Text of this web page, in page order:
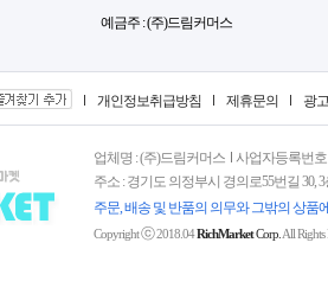
예금주 : (주)드림커머스
개인정보취급방침 제휴문의 광
업체명 : (주)드림커머스
사업자등록번호
주소 : 경기도 의정부시 경의로55번길 30,
주문, 배송 및 반품의 의무와 그밖의 상
Copyrightⓒ2018.04RichMarketCorp. All Rights